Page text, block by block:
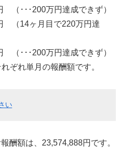
･･･200万円達成できず）
14ヶ月目で220万円達
･･･200万円達成できず）
ぞれ単月の報酬額です。
い
酬額は、23,574,888円です。